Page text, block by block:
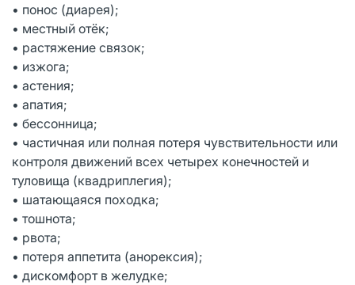
• понос (диарея);
• местный отёк;
• растяжение связок;
• изжога;
• астения;
• апатия;
• бессонница;
• частичная или полная потеря чувствительности или
контроля движений всех четырех конечностей и
туловища (квадриплегия);
• шатающаяся походка;
• тошнота;
• рвота;
• потеря аппетита (анорексия);
• дискомфорт в желудке;